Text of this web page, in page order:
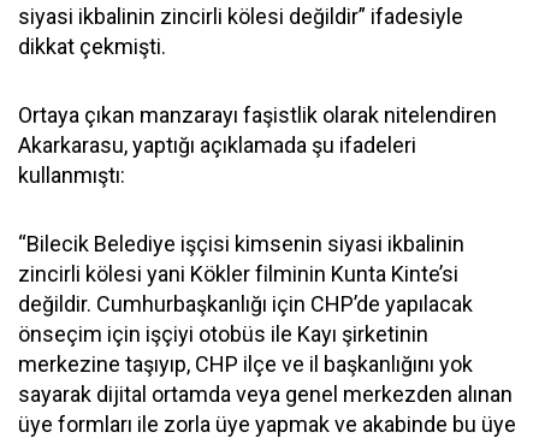
siyasi ikbalinin zincirli kölesi değildir” ifadesiyle
dikkat çekmişti.
Ortaya çıkan manzarayı faşistlik olarak nitelendiren
Akarkarasu, yaptığı açıklamada şu ifadeleri
kullanmıştı:
“Bilecik Belediye işçisi kimsenin siyasi ikbalinin
zincirli kölesi yani Kökler filminin Kunta Kinte’si
değildir. Cumhurbaşkanlığı için CHP’de yapılacak
önseçim için işçiyi otobüs ile Kayı şirketinin
merkezine taşıyıp, CHP ilçe ve il başkanlığını yok
sayarak dijital ortamda veya genel merkezden alınan
üye formları ile zorla üye yapmak ve akabinde bu üye